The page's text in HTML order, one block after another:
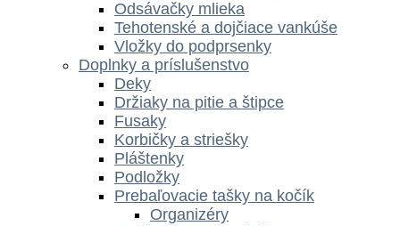
Odsávačky mlieka
Tehotenské a dojčiace vankúše
Vložky do podprsenky
Doplnky a príslušenstvo
Deky
Držiaky na pitie a štipce
Fusaky
Korbičky a striešky
Pláštenky
Podložky
Prebaľovacie tašky na kočík
Organizéry